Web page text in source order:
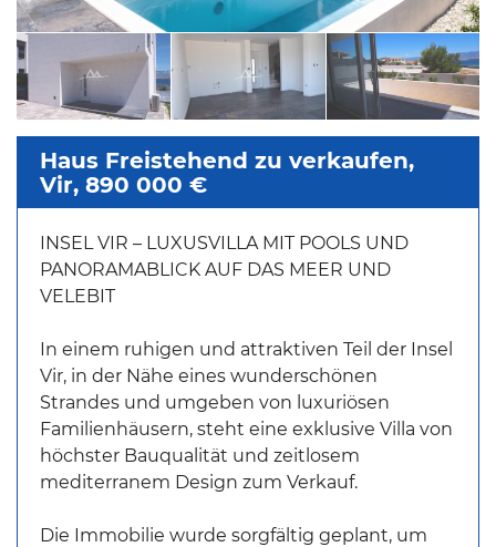
Haus Freistehend zu verkaufen,
Vir, 890 000 €
INSEL VIR – LUXUSVILLA MIT POOLS UND
PANORAMABLICK AUF DAS MEER UND
VELEBIT
In einem ruhigen und attraktiven Teil der Insel
Vir, in der Nähe eines wunderschönen
Strandes und umgeben von luxuriösen
Familienhäusern, steht eine exklusive Villa von
höchster Bauqualität und zeitlosem
mediterranem Design zum Verkauf.
Die Immobilie wurde sorgfältig geplant, um